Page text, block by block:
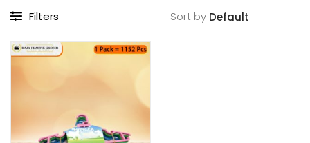
Filters Sort by